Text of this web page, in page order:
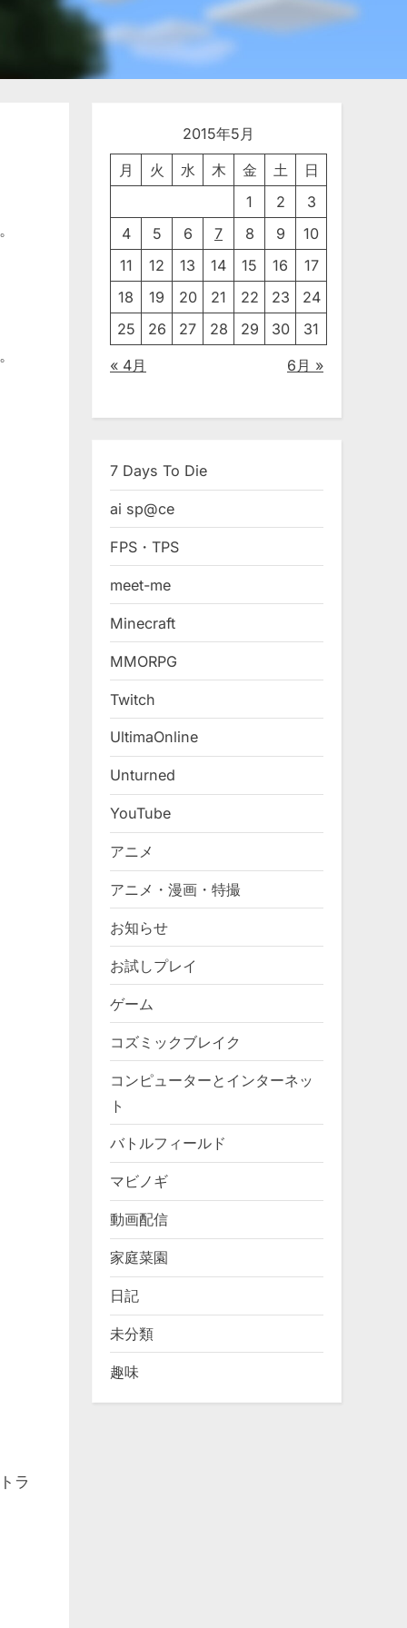
ラ
2015年5月
月 火 水 木 金 土
日
1
2
3
4
5 6 7 8 9
10
11
12 13 14 15 16
17
18
19 20 21 22 23
24
25
26 27 28 29 30 31
« 4月 6月 »
7 Days To Die
ai sp@ce
FPS・TPS
meet-me
Minecraft
MMORPG
Twitch
UltimaOnline
Unturned
YouTube
アニメ
アニメ・漫画・特撮
お知らせ
お試しプレイ
ゲーム
コズミックブレイク
コンピューターとインターネッ
ト
バトルフィールド
マビノギ
動画配信
家庭菜園
日記
未分類
趣味